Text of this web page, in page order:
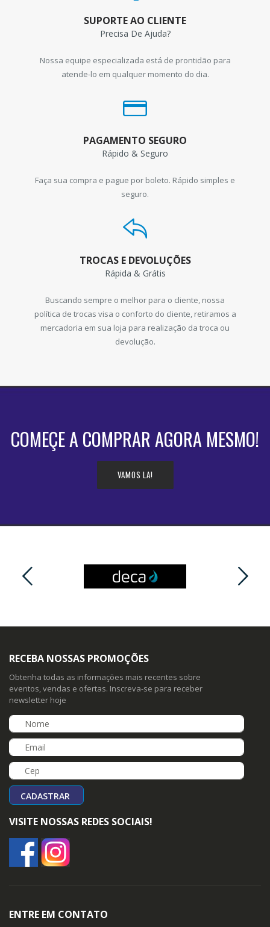
SUPORTE AO CLIENTE
Precisa De Ajuda?
Nossa equipe especializada está de prontidão para
atende-lo em qualquer momento do dia.
PAGAMENTO SEGURO
Rápido & Seguro
Faça sua compra e pague por boleto. Rápido simples e
seguro.
TROCAS E DEVOLUÇÕES
Rápida & Grátis
Buscando sempre o melhor para o cliente, nossa
política de trocas visa o conforto do cliente, retiramos a
mercadoria em sua loja para realização da troca ou
devolução.
COMEÇE A COMPRAR AGORA MESMO!
VAMOS LA!
RECEBA NOSSAS PROMOÇÕES
Obtenha todas as informações mais recentes sobre
eventos, vendas e ofertas. Inscreva-se para receber
newsletter hoje
CADASTRAR
VISITE NOSSAS REDES SOCIAIS!
ENTRE EM CONTATO